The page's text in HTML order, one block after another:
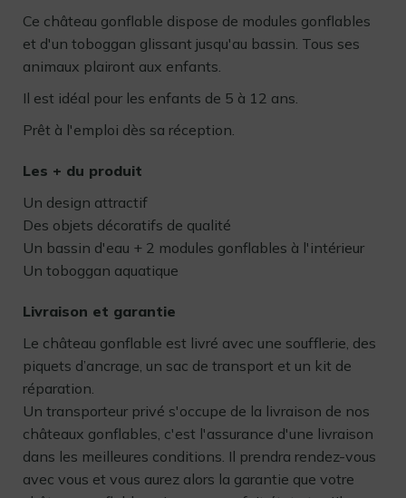
Ce château gonflable dispose de modules gonflables
et d'un toboggan glissant jusqu'au bassin. Tous ses
animaux plairont aux enfants.
Il est idéal pour les enfants de 5 à 12 ans.
Prêt à l'emploi dès sa réception.
Les + du produit
Un design attractif
Des objets décoratifs de qualité
Un bassin d'eau + 2 modules gonflables à l'intérieur
Un toboggan aquatique
Livraison et garantie
Le château gonflable est livré avec une soufflerie, des
piquets d’ancrage, un sac de transport et un kit de
réparation.
Un transporteur privé s'occupe de la livraison de nos
châteaux gonflables, c'est l'assurance d'une livraison
dans les meilleures conditions. Il prendra rendez-vous
avec vous et vous aurez alors la garantie que votre